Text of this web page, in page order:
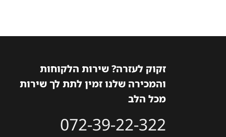
זקוק לעזרה? שירות הלקוחות
והמכירה שלנו זמין לתת לך שירות
מכל הלב
072-39-22-322